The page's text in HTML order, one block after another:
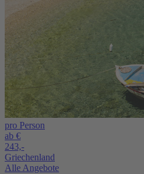
pro Person
ab €
243,-
Griechenland
Alle Angebote